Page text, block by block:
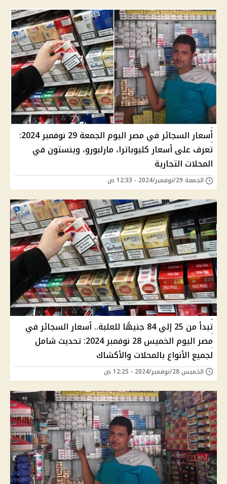
أسعار السجائر في مصر اليوم الجمعة 29 نوفمبر 2024:
تعرف على أسعار كليوباترا، مارلبورو، وينستون في
المحلات التجارية
الجمعة 29/نوفمبر/2024 - 12:33 ص
تبدأ من 25 إلي 84 جنيهًا للعلبة.. أسعار السجائر في
مصر اليوم الخميس 28 نوفمبر 2024: تحديث شامل
لجميع الأنواع بالمحلات والأكشاك
الخميس 28/نوفمبر/2024 - 12:25 ص